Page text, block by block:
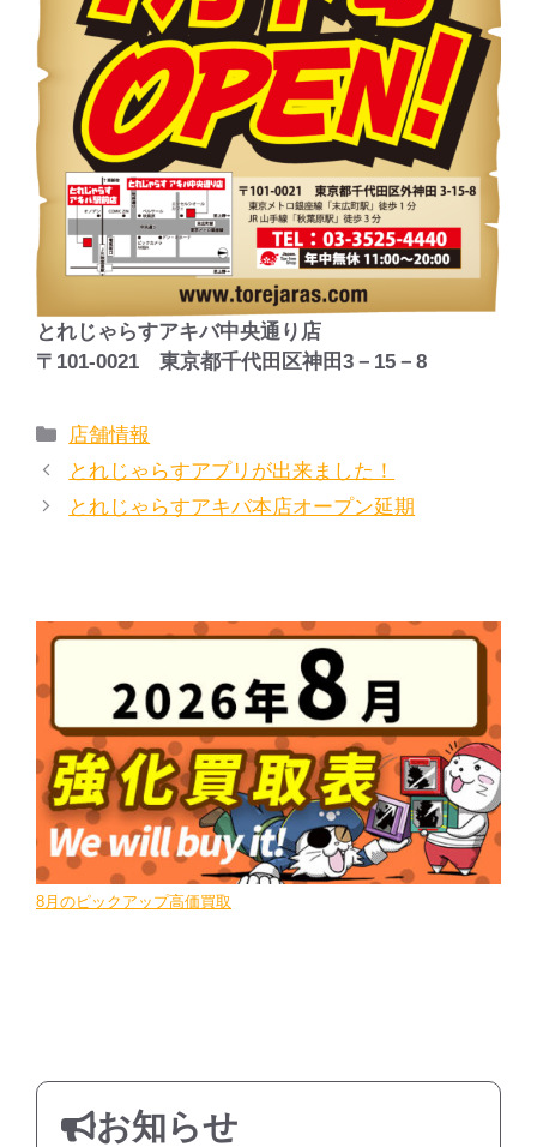
とれじゃらすアキバ中央通り店
〒101‐0021 東京都千代田区神田3－15－8
カ
テ
リ
店舗情報
とれじゃらすアプリが出来ました！
とれじゃらすアキバ本店オープン延期
8月のピックアップ高価買取
お知らせ